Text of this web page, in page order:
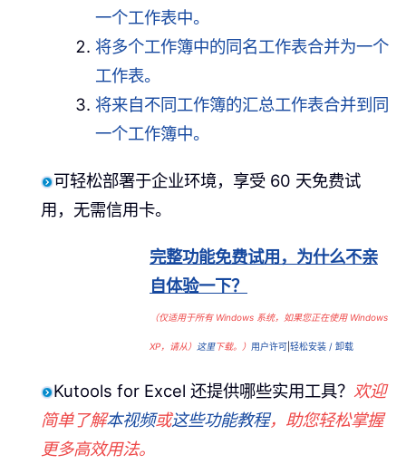
一个工作表中。
将多个工作簿中的同名工作表合并为一个
工作表。
将来自不同工作簿的汇总工作表合并到同
一个工作簿中。
可轻松部署于企业环境，享受 60 天免费试
用，无需信用卡。
完整功能免费试用，为什么不亲
自体验一下？
（仅适用于所有 Windows 系统，如果您正在使用 Windows
XP，请从） 这里下载。） 用户许可 轻松安装 / 卸载
Kutools for Excel 还提供哪些实用工具？ 欢迎
简单了解本视频或这些功能教程，助您轻松掌握
更多高效用法。